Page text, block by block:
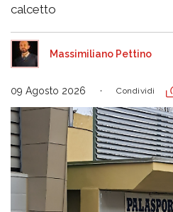
calcetto
Massimiliano Pettino
09 Agosto 2026 Condividi